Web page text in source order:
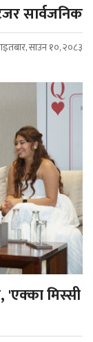
सार्वजनिक
साउन १०, २०८३
'एक्का मिस्सी